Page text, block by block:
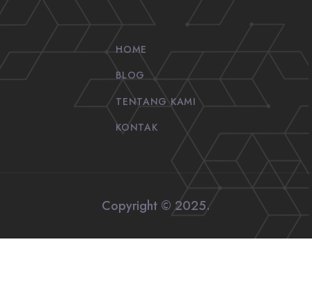
HOME
BLOG
TENTANG KAMI
KONTAK
Copyright © 2025.